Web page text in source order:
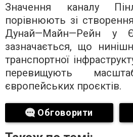
Значення каналу
порівнюють зі
Дунай—Майн—Рейн у
зазначається, що
транспортної
перевищують
європейських проєктів.
Обговорити